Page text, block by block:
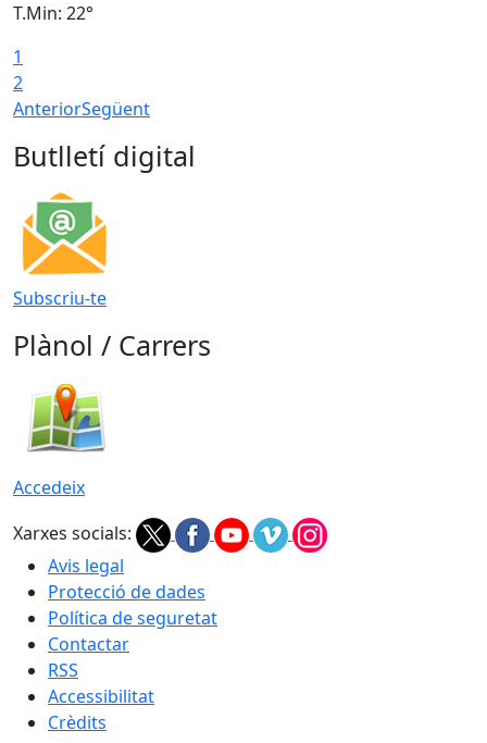
T.Min: 22°
1
2
AnteriorSegüent
Butlletí digital
Subscriu-te
Plànol / Carrers
Accedeix
Xarxes socials:
Avis legal
Protecció de dades
Política de seguretat
Contactar
RSS
Accessibilitat
Crèdits